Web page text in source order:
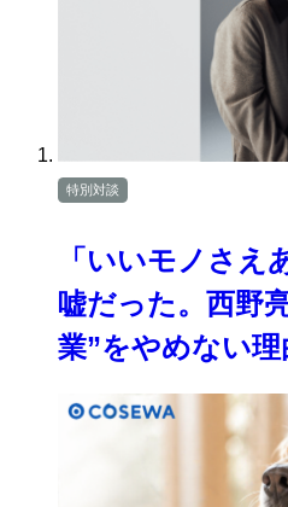
「いいモノさえ
嘘だった。西野
業”をやめない理
特別対談